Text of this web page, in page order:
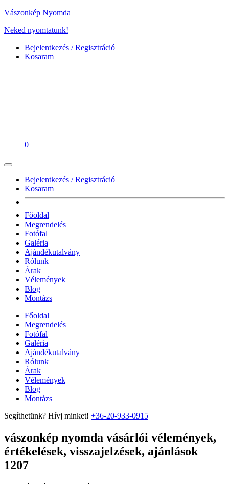
Vászonkép Nyomda
Neked nyomtatunk!
Bejelentkezés / Regisztráció
Kosaram
0
Bejelentkezés / Regisztráció
Kosaram
Főoldal
Megrendelés
Fotófal
Galéria
Ajándékutalvány
Rólunk
Árak
Vélemények
Blog
Montázs
Főoldal
Megrendelés
Fotófal
Galéria
Ajándékutalvány
Rólunk
Árak
Vélemények
Blog
Montázs
Segíthetünk? Hívj minket! +36-20-933-0915
vászonkép nyomda vásárlói vélemények,
értékelések, visszajelzések, ajánlások
1207